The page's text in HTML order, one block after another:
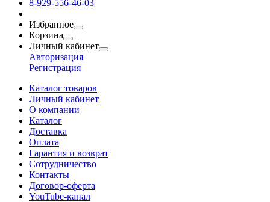
8-929-556-46-03
Избранное
Корзина
Личный кабинет
Авторизация
Регистрация
Каталог товаров
Личный кабинет
О компании
Каталог
Доставка
Оплата
Гарантия и возврат
Сотрудничество
Контакты
Договор-оферта
YouTube-канал